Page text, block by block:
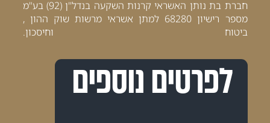
חברת בת נותן האשראי קרנות השקעה בנדל"ן (92) בע"מ
מספר רישיון 68280 למתן אשראי מרשות שוק ההון ,
ביטוח וחיסכון.
לפרטים נוספים